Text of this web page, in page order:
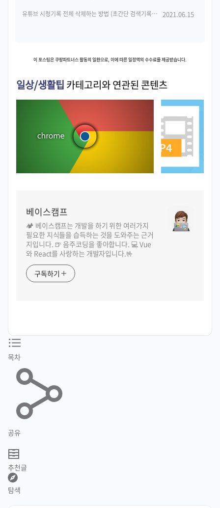
유튜브 시청기록 전체 삭제하는 방법 (초간단 검색기록 지우기 :: PC, 모바일 동일) 2021.06.15
이 포스팅은 쿠팡파트너스 활동의 일환으로, 이에 따른 일정액의 수수료를 제공받습니다.
일상/생활팁 카테고리와 연관된 콘텐츠
베이스캠프
🏕️ 베이스캠프는 개발을 하기 위한 여러가지
필요한 지식들을 습득하는 것을 도와주는 근거
지입니다. 🍺 음주코딩을 좋아합니다. 💻 Vue
와 React를 사랑하는 개발자입니다.🤟
구독하기
목차
공유
추천글
탐색